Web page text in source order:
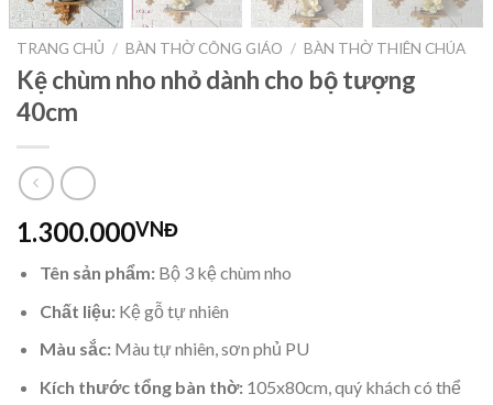
TRANG CHỦ / BÀN THỜ CÔNG GIÁO / BÀN THỜ THIÊN CHÚA
Kệ chùm nho nhỏ dành cho bộ tượng
40cm
1.300.000VNĐ
Tên sản phẩm:Bộ 3 kệ chùm nho
Chất liệu: Kệ gỗ tự nhiên
Màu sắc:Màu tự nhiên, sơn phủ PU
Kích thước tổng bàn thờ:105x80cm, quý khách có thể